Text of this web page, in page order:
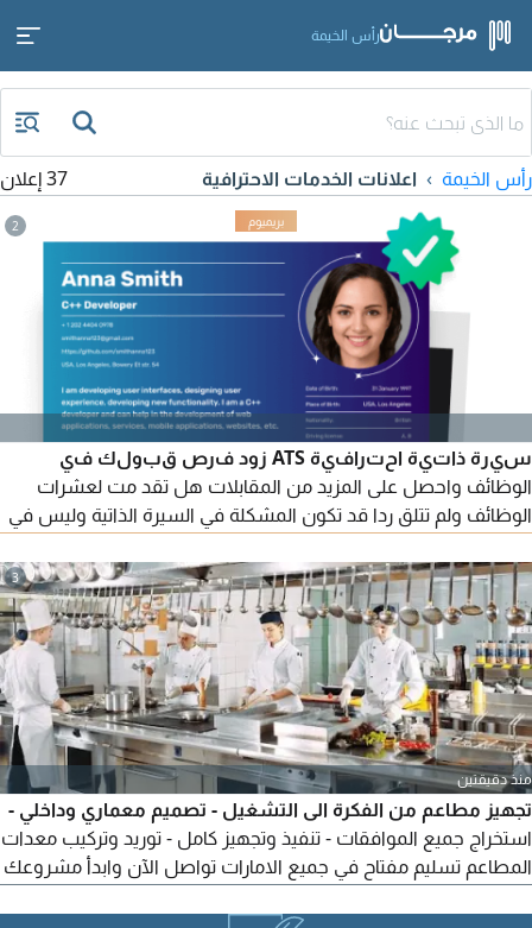
رأس الخيمة
رأس الخيمة اعلانات الخدمات الاحترافية 37 إعلان
2
سيرة ذاتية احترافية ATS زود فرص قبولك في
الوظائف واحصل على المزيد من المقابلات هل تقد مت لعشرات
الوظائف ولم تتلق ردا قد تكون المشكلة في السيرة الذاتية وليس في
ومتوافق مع أنظمة ATS المستخدمة في الشركات الكبرى، مما يساعد
على زيادة فرص ظهور سيرتك الذاتية لمسؤولي التوظيف. الخدمة
تشمل كتابة أو اعادة صياغة السيرة الذاتية بالكامل تنسيق احترافي
3
منذ دقيقتين
تجهيز مطاعم من الفكرة الى التشغيل - تصميم معماري وداخلي -
استخراج جميع الموافقات - تنفيذ وتجهيز كامل - توريد وتركيب معدات
المطاعم تسليم مفتاح في جميع الامارات تواصل الآن وابدأ مشروعك